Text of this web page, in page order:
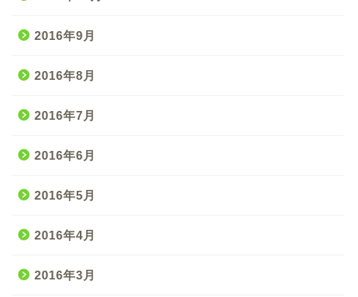
2016年9月
2016年8月
2016年7月
2016年6月
2016年5月
2016年4月
2016年3月